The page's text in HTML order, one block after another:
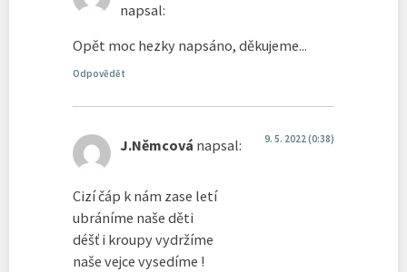
napsal:
Opět moc hezky napsáno, děkujeme...
Odpovědět
J.Němcová napsal: 9. 5. 2022 (0:38)
Cizí čáp k nám zase letí
ubráníme naše děti
déšť i kroupy vydržíme
naše vejce vysedíme !